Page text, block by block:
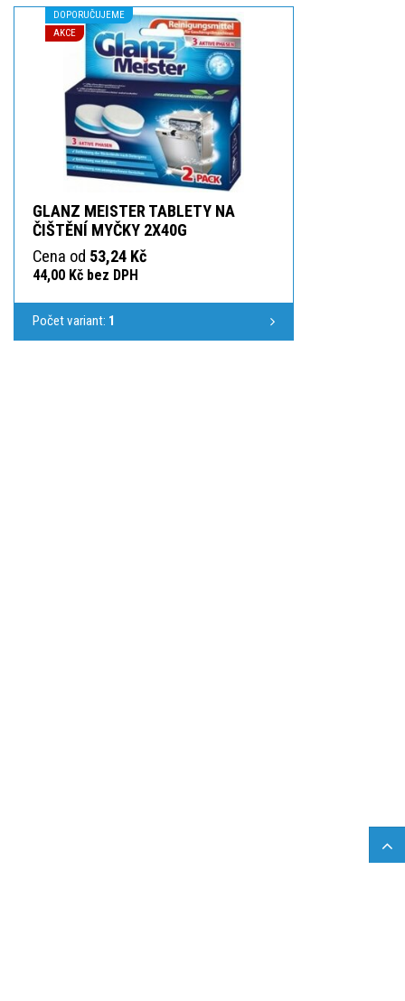
DOPORUČUJEME
AKCE
GLANZ MEISTER TABLETY NA
ČIŠTĚNÍ MYČKY 2X40G
Cena od 53,24 Kč
44,00 Kč bez DPH
Počet variant: 1